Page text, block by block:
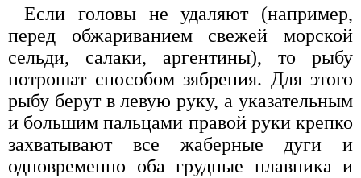
Если головы не удаляют (например,
перед обжариванием свежей морской
сельди, салаки, аргентины), то рыбу
потрошат способом зябрения. Для этого
рыбу берут в левую руку, а указательным
и большим пальцами правой руки крепко
захватывают все жаберные дуги и
одновременно оба грудные плавника и